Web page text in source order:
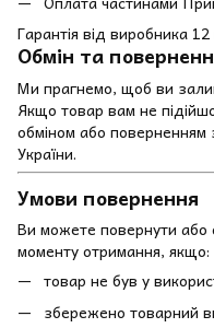
Гарантія від виробника 12
Обмін та
Ми прагнемо, щоб ви
Якщо товар вам не
обміном або
України.
Умови повернення
Ви можете повернути або
моменту отримання, якщо:
товар не був у
збережено товарний